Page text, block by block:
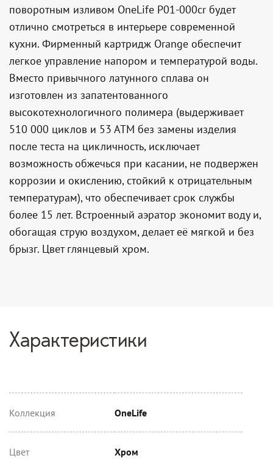
поворотным изливом OneLife P01-000cr будет
отлично смотреться в интерьере современной
кухни. Фирменный картридж Orange обеспечит
легкое управление напором и температурой воды.
Вместо привычного латунного сплава он
изготовлен из запатентованного
высокотехнологичного полимера (выдерживает
510 000 циклов и 53 АТМ без замены изделия
после теста на цикличность, исключает
возможность обжечься при касании, не подвержен
коррозии и окислению, стойкий к отрицательным
температурам), что обеспечивает срок службы
более 15 лет. Встроенный аэратор экономит воду и,
обогащая струю воздухом, делает её мягкой и без
брызг. Цвет глянцевый хром.
Характеристики
Коллекция OneLife
Цвет Хром